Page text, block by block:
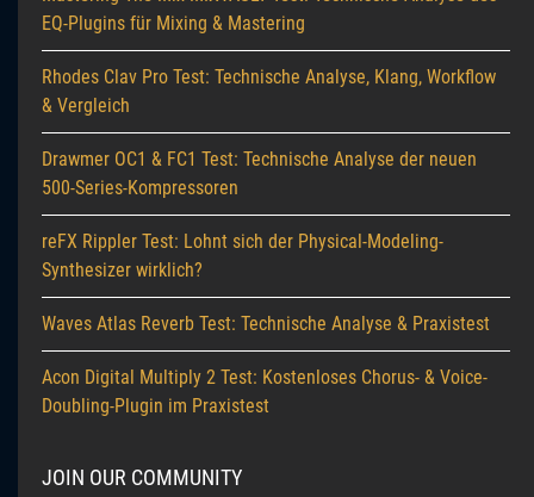
EQ-Plugins für Mixing & Mastering
Rhodes Clav Pro Test: Technische Analyse, Klang, Workflow
& Vergleich
Drawmer OC1 & FC1 Test: Technische Analyse der neuen
500-Series-Kompressoren
reFX Rippler Test: Lohnt sich der Physical-Modeling-
Synthesizer wirklich?
Waves Atlas Reverb Test: Technische Analyse & Praxistest
Acon Digital Multiply 2 Test: Kostenloses Chorus- & Voice-
Doubling-Plugin im Praxistest
JOIN OUR COMMUNITY